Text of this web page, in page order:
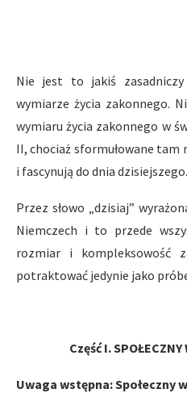
Nie jest to jakiś
wymiarze życia zakonnego.
wymiaru życia zakonnego w
II, chociaż sformułowane tam
i fascynują do dnia dzisiejszego.
Przez słowo „dzisiaj”
Niemczech i to przede
rozmiar i kompleksowość
potraktować jedynie jako
Część I.SPOŁECZNY
Uwaga wstępna: Społeczny